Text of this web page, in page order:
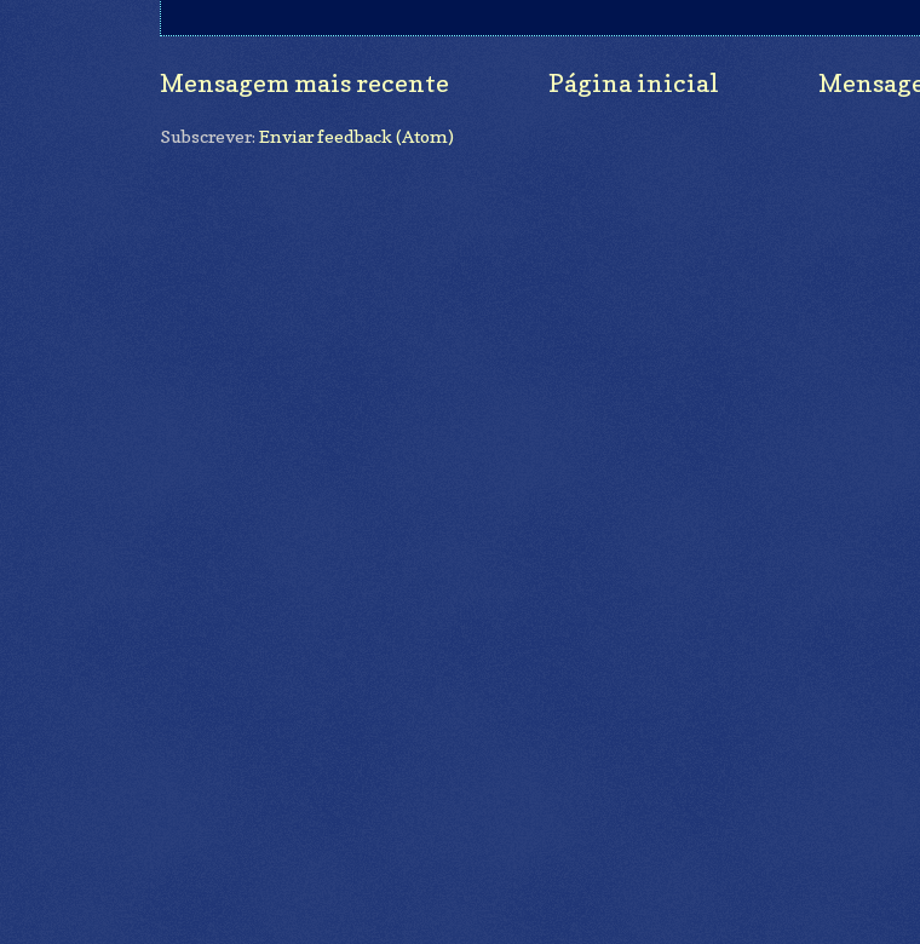
Mensagem mais recente Página inicial
Subscrever: Enviar feedback (Atom)